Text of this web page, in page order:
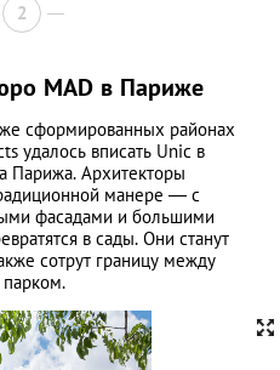
2
MAD в Париже
сформированных районах
удалось вписать Unic в
Парижа. Архитекторы
манере — с
фасадами и большими
в сады. Они станут
сотрут границу между